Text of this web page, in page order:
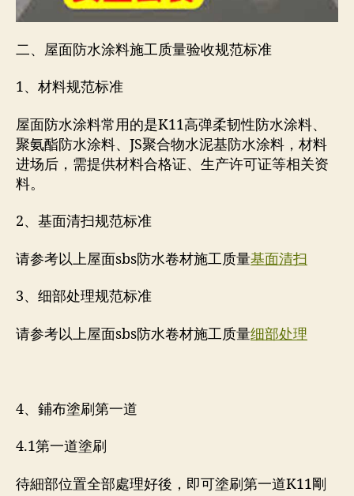
二、屋面防水涂料施工质量验收规范标准
1、材料规范标准
屋面防水涂料常用的是K11高弹柔韧性防水涂料、
聚氨酯防水涂料、JS聚合物水泥基防水涂料，材料
进场后，需提供材料合格证、生产许可证等相关资
料。
2、基面清扫规范标准
请参考以上屋面sbs防水卷材施工质量基面清扫
3、细部处理规范标准
请参考以上屋面sbs防水卷材施工质量细部处理
4、鋪布塗刷第一道
4.1第一道塗刷
待細部位置全部處理好後，即可塗刷第一道K11剛